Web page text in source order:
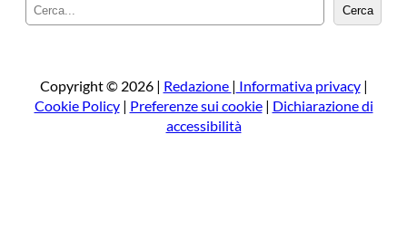
e
a
Cerca
Copyright © 2026 | Redazione | Informativa privacy|
Cookie Policy| Preferenze sui cookie| Dichiarazione di
accessibilità